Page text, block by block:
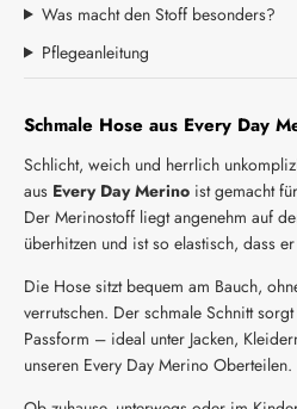
Was macht den Stoff besonders?
Pflegeanleitung
Schmale Hose aus Every Day
Schlicht, weich und herrlich
aus Every Day Merino ist gemacht
Der Merinostoff liegt angenehm auf
überhitzen und ist so elastisch, dass
Die Hose sitzt bequem am Bauch,
verrutschen. Der schmale Schnitt
Passform – ideal unter Jacken,
unseren Every Day Merino Oberteilen.